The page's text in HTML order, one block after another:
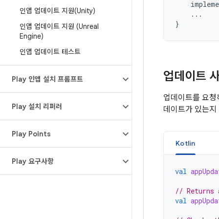
인앱 업데이트 지원(Unity)
인앱 업데이트 지원 (Unreal
Engine)
인앱 업데이트 테스트
Play 인앱 설치 프롬프트
Play 설치 리퍼러
Play Points
Play 요구사항
...
}
업데이트
업데이트를 요
데이트가 있는
Kotlin
val
// Returns
val